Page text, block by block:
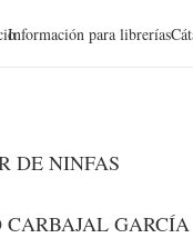
Información para librerías
DE NINFAS
CARBAJAL GARCÍA